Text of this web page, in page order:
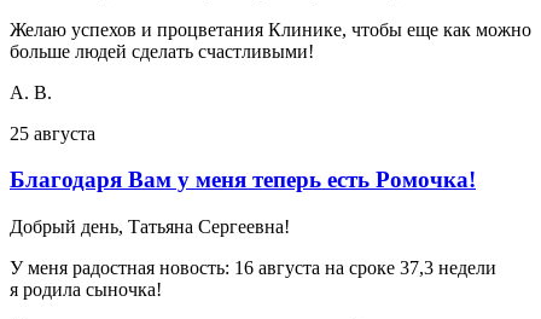
Желаю успехов и процветания Клинике, чтобы еще как можно
больше людей сделать счастливыми!
А. В.
25 августа
Благодаря Вам у меня теперь есть Ромочка!
Добрый день, Татьяна Сергеевна!
У меня радостная новость: 16 августа на сроке 37,3 недели
я родила сыночка!